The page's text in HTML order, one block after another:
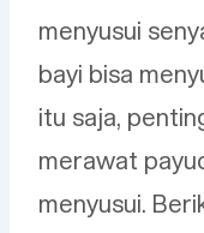
menyusui
bayi bisa
itu saja,
merawat
menyusui.